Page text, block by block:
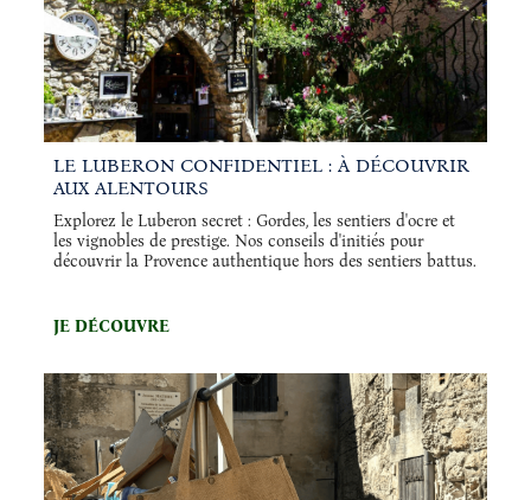
LE LUBERON CONFIDENTIEL : À DÉCOUVRIR
AUX ALENTOURS
Explorez le Luberon secret : Gordes, les sentiers d'ocre et
les vignobles de prestige. Nos conseils d'initiés pour
découvrir la Provence authentique hors des sentiers battus.
JE DÉCOUVRE